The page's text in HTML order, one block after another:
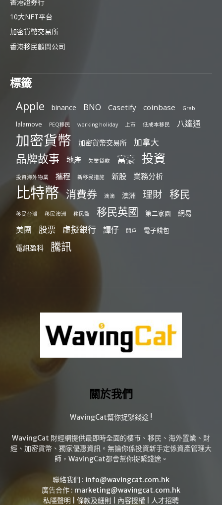
10大NFT平台
加密貨幣交易所
香港移民顧問公司
標籤
Apple binance BNO Casetify coinbase Grab
lalamove PEQ移民 working holiday 上市 低成本移民 八達通
加密貨幣 加密貨幣交易所 加拿大
品牌故事 地產 失業貸款 富豪 投資
投資海外物業 攜程 新移民措施 新股 業務分析
比特幣 消費券 滴滴 澳洲 理財 移民
移民台灣 移民澳洲 移民監 移民英國 第二家園 網易
美團 股票 虛擬銀行 譚仔 開戶 電子錢包
電訊盈科 騰訊
關於我們
WavingCat幫你捉緊錢途 !
WavingCat 財經網提供最即時全面的樓市、移民、海外置業、財
經、加密貨幣、獨家優惠資訊。無論你係投資新手定係資產管理大
師，WavingCat都會幫你捉緊錢途。
聯絡我們 : info@wavingcat.com.hk
廣告合作 : marketing@wavingcat.com.hk
私隱聲明
條款及細則 內容授權 人才招聘